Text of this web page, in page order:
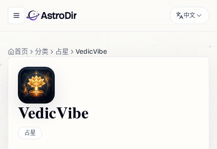
Toggle navigation menu
AstroDir 中文
首页 分类 占星 VedicVibe
VedicVibe
占星